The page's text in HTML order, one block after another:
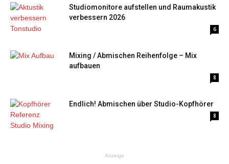
Studiomonitore aufstellen und Raumakustik
verbessern 2026
6
Mixing / Abmischen Reihenfolge – Mix
aufbauen
8
Endlich! Abmischen über Studio-Kopfhörer
8
Anzeige